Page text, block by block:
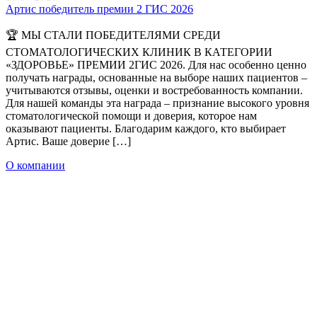
Артис победитель премии 2 ГИС 2026
🏆 МЫ СТАЛИ ПОБЕДИТЕЛЯМИ СРЕДИ
СТОМАТОЛОГИЧЕСКИХ КЛИНИК В КАТЕГОРИИ
«ЗДОРОВЬЕ» ПРЕМИИ 2ГИС 2026. Для нас особенно ценно
получать награды, основанные на выборе наших пациентов –
учитываются отзывы, оценки и востребованность компании.
Для нашей команды эта награда – признание высокого уровня
стоматологической помощи и доверия, которое нам
оказывают пациенты. Благодарим каждого, кто выбирает
Артис. Ваше доверие […]
О компании